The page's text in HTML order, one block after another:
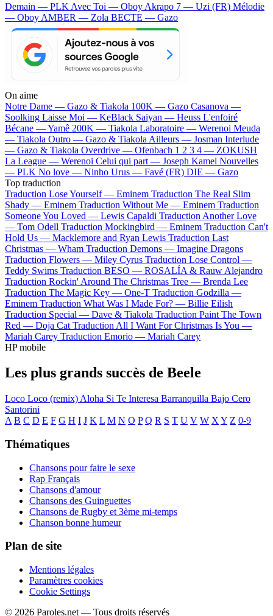
Demain — PLK Avec Toi — Oboy Akrapo 7 — Uzi (FR) Mélodie
— Oboy AMBER — Zola BECTE — Gazo
On aime
Notre Dame — Gazo & Tiakola 100K — Gazo Casanova —
Soolking Laisse Moi — KeBlack Saiyan — Heuss L'enfoiré
Bécane —Yamê 200K — Tiakola Laboratoire — Werenoi Meuda
— Tiakola Outro — Gazo & Tiakola Ailleurs — Josman Interlude
— Gazo & Tiakola Overdrive — Ofenbach 1 2 3 4 — ZOKUSH
La League — Werenoi Celui qui part — Joseph Kamel Nouvelles
— PLK No love — Ninho Urus — Favé (FR) DIE — Gazo
Top traduction
Traduction Lose Yourself — Eminem Traduction The Real Slim
Shady — Eminem Traduction Without Me — Eminem Traduction
Someone You Loved — Lewis Capaldi Traduction Another Love
— Tom Odell Traduction Mockingbird — Eminem Traduction Can't
Hold Us — Macklemore and Ryan Lewis Traduction Last
Christmas — Wham Traduction Demons — Imagine Dragons
Traduction Flowers — Miley Cyrus Traduction Lose Control —
Teddy Swims Traduction BESO — ROSALÍA & Rauw Alejandro
Traduction Rockin' Around The Christmas Tree — Brenda Lee
Traduction The Magic Key — One-T Traduction Godzilla —
Eminem Traduction What Was I Made For? — Billie Eilish
Traduction Special — Dave & Tiakola Traduction Paint The Town
Red — Doja Cat Traduction All I Want For Christmas Is You —
Mariah Carey Traduction Emorio — Mariah Carey
HP mobile
Les plus grands succès de Beele
Loco Loco (remix) Aloha Si Te Interesa Barranquilla Bajo Cero
Santorini
A B C D E F G H I J K L M N O P Q R S T U V W X Y Z 0-9
Thématiques
Chansons pour faire le sexe
Rap Français
Chansons d'amour
Chansons des Guinguettes
Chansons de Rugby et 3ème mi-temps
Chanson bonne humeur
Plan de site
Mentions légales
Paramètres cookies
Cookie Settings
© 2026 Paroles.net — Tous droits réservés